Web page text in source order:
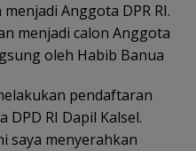
Anggota DPR RI.
menjadi calon Anggota
oleh Habib Banua
pendaftaran
DPD RI Dapil Kalsel.
saya menyerahkan